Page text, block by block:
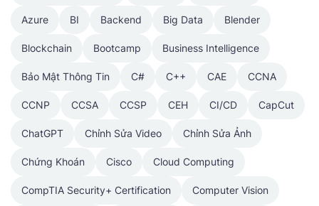
Azure BI Backend Big Data Blender
Blockchain Bootcamp Business Intelligence
Bảo Mật Thông Tin C# C++ CAE CCNA
CCNP CCSA CCSP CEH CI/CD CapCut
ChatGPT Chỉnh Sửa Video Chỉnh Sửa Ảnh
Chứng Khoán Cisco Cloud Computing
CompTIA Security+ Certification Computer Vision